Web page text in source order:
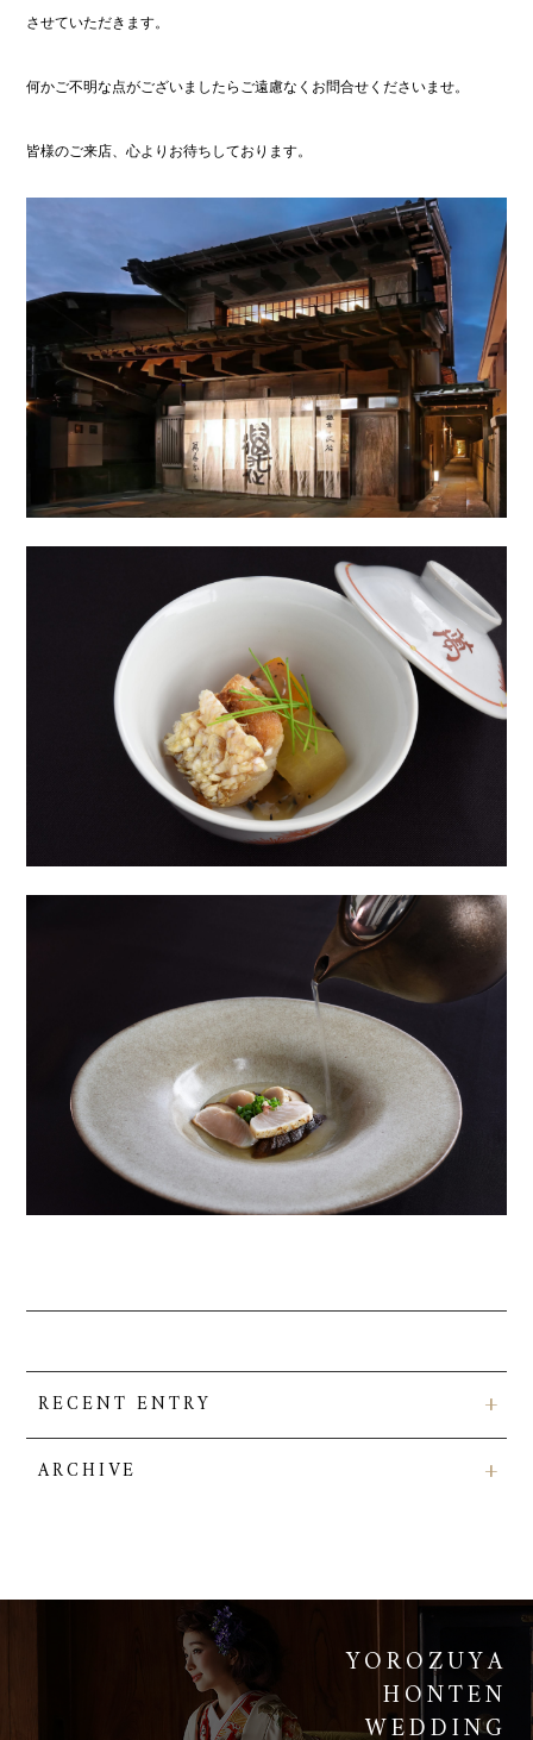
させていただきます。
何かご不明な点がございましたらご遠慮なくお問合せくださいませ。
皆様のご来店、心よりお待ちしております。
RECENT ENTRY
ARCHIVE
YOROZUYA
HONTEN
WEDDING